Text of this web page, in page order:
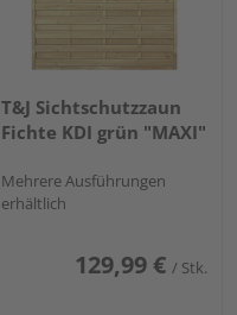
T&J Sichtschutzzaun
Fichte KDI grün "MAXI"
Mehrere Ausführungen
erhältlich
129,99 € / Stk.